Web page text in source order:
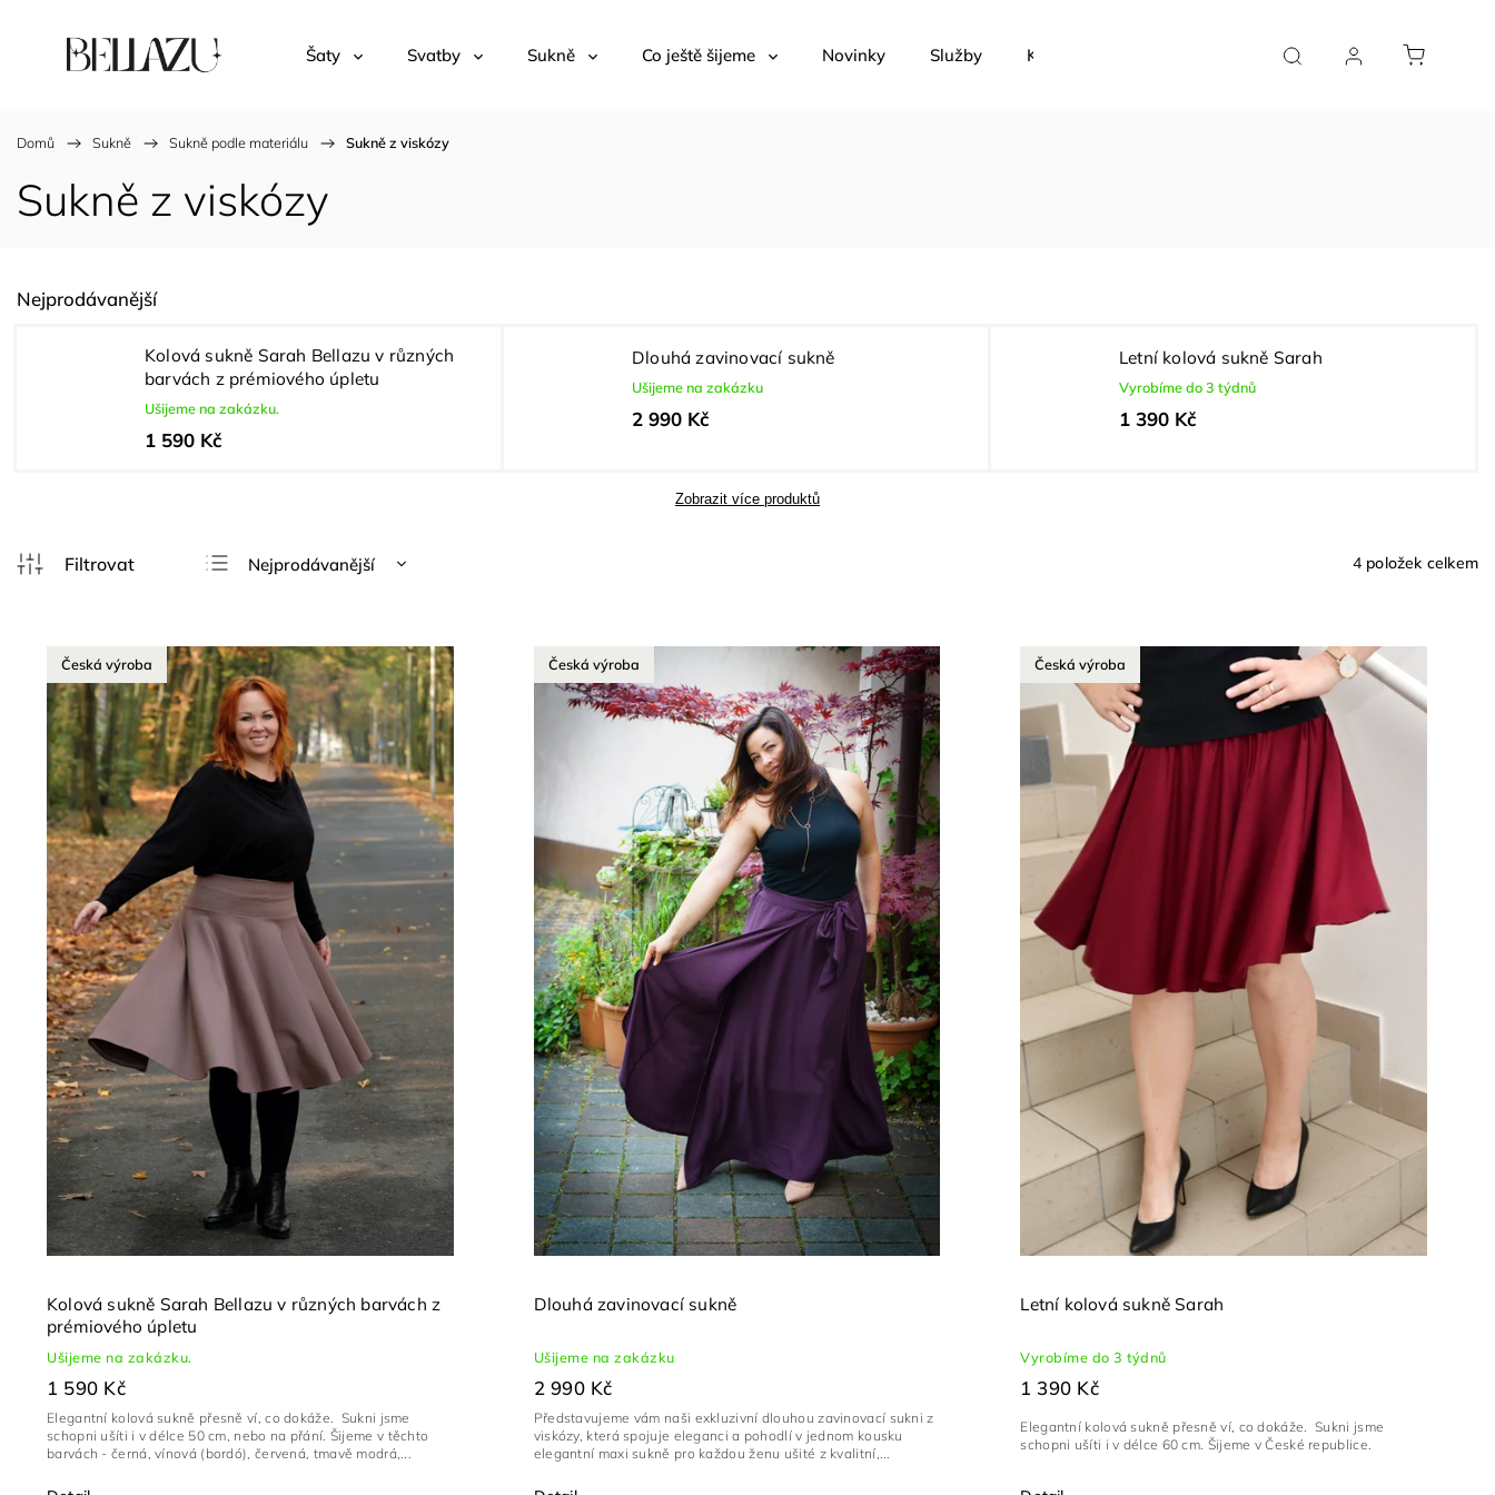
Šaty Svatby Sukně Co ještě šijeme Novinky Služby Kolekce 'Jednoduchost & Elegance' Kolekce 'Klára &
Domů / Sukně / Sukně podle materiálu / Sukně z viskózy
Sukně z viskózy
Nejprodávanější
Kolová sukně Sarah Bellazu v různých
barvách z prémiového úpletu
Ušijeme na zakázku.
1 590 Kč
Dlouhá zavinovací sukně
Ušijeme na zakázku
2 990 Kč
Letní kolová sukně Sarah
Vyrobíme do 3 týdnů
1 390 Kč
Zobrazit více produktů
Nejprodávanější
Abecedně
4 položek celkem
Česká výroba
Kolová sukně Sarah Bellazu v různých barvách z
prémiového úpletu
Ušijeme na zakázku.
1 590 Kč
Elegantní kolová sukně přesně ví, co dokáže. Sukni jsme
schopni ušíti i v délce 50 cm, nebo na přání. Šijeme v těchto
barvách - černá, vínová (bordó), červená, tmavě modrá,...
Česká výroba
Dlouhá zavinovací sukně
Ušijeme na zakázku
2 990 Kč
Představujeme vám naši exkluzivní dlouhou zavinovací sukni z
viskózy, která spojuje eleganci a pohodlí v jednom kousku
elegantní maxi sukně pro každou ženu ušité z kvalitní,...
Česká výroba
Letní kolová sukně Sarah
Vyrobíme do 3 týdnů
1 390 Kč
Elegantní kolová sukně přesně ví, co dokáže. Sukni jsme
schopni ušíti i v délce 60 cm. Šijeme v České republice.